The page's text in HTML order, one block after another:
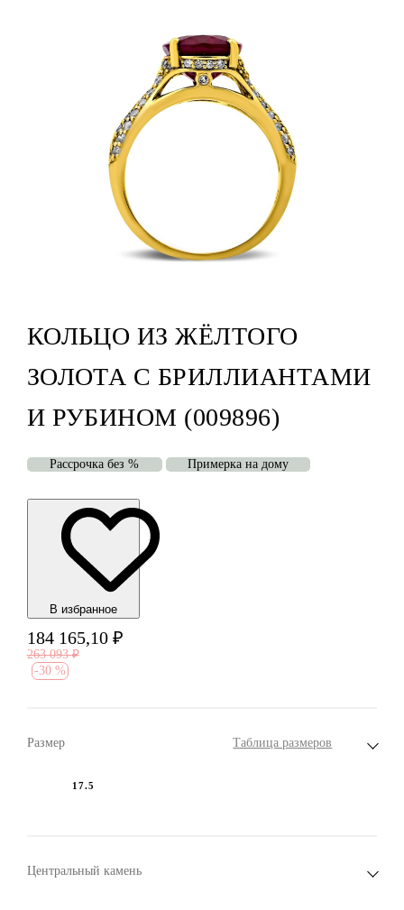
КОЛЬЦО ИЗ ЖЁЛТОГО
ЗОЛОТА С БРИЛЛИАНТАМИ
И РУБИНОМ (009896)
Рассрочка без % Примерка на дому
В избранноe
184 165,10 ₽
263 093 ₽
-30 %
Размер Таблица размеров
17.5
Центральный камень